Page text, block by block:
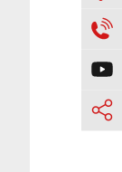


